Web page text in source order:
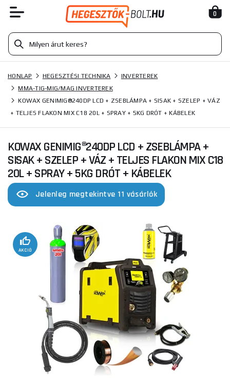
0
HONLAP HEGESZTÉSI TECHNIKA
INVERTEREK
MMA-TIG-MIG/MAG INVERTEREK
KOWAX GENIMIG®240DP LCD + ZSEBLÁMPA + SISAK + SZELEP + VÁZ
+ TELJES FLAKON MIX C18 20L + SPRAY + 5KG DRÓT + KÁBELEK
KOWAX GENIMIG®240DP LCD + ZSEBLÁMPA +
SISAK + SZELEP + VÁZ + TELJES FLAKON MIX C18
20L + SPRAY + 5KG DRÓT + KÁBELEK
Jelenleg megtekintve 11 vásárlók
AKCIÓ